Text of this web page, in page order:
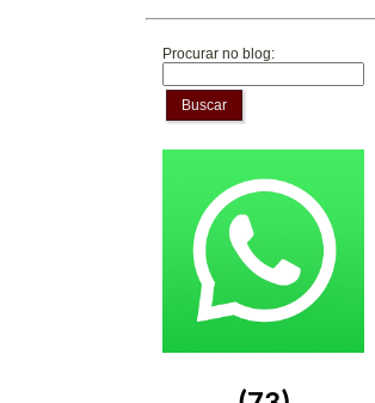
Procurar no blog:
Buscar